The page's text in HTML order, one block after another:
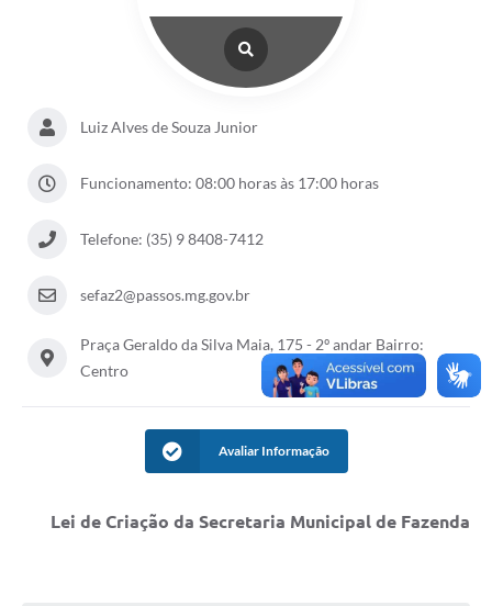
Luiz Alves de Souza Junior
Funcionamento: 08:00 horas às 17:00 horas
Telefone: (35) 9 8408-7412
sefaz2@passos.mg.gov.br
Praça Geraldo da Silva Maia, 175 - 2º andar Bairro:
Centro
Avaliar Informação
Lei de Criação da Secretaria Municipal de Fazenda